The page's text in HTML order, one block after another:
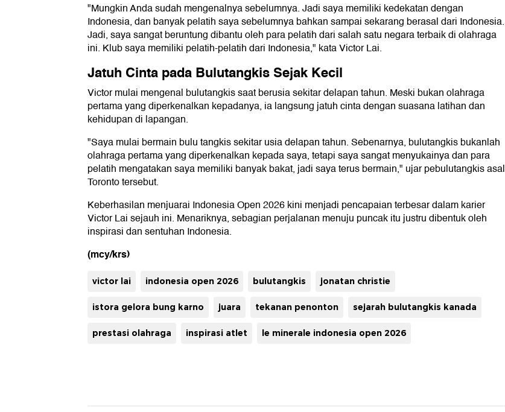
"Mungkin Anda sudah mengenalnya sebelumnya. Jadi saya memiliki kedekatan dengan
Indonesia, dan banyak pelatih saya sebelumnya bahkan sampai sekarang berasal dari Indonesia.
Jadi, saya sangat beruntung dibantu oleh para pelatih dari salah satu negara terbaik di olahraga
ini. Klub saya memiliki pelatih-pelatih dari Indonesia," kata Victor Lai.
Jatuh Cinta pada Bulutangkis Sejak Kecil
Victor mulai mengenal bulutangkis saat berusia sekitar delapan tahun. Meski bukan olahraga
pertama yang diperkenalkan kepadanya, ia langsung jatuh cinta dengan suasana latihan dan
kehidupan di lapangan.
"Saya mulai bermain bulu tangkis sekitar usia delapan tahun. Sebenarnya, bulutangkis bukanlah
olahraga pertama yang diperkenalkan kepada saya, tetapi saya sangat menyukainya dan para
pelatih mengatakan saya memiliki banyak bakat, jadi saya terus bermain," ujar pebulutangkis asal
Toronto tersebut.
Keberhasilan menjuarai Indonesia Open 2026 kini menjadi pencapaian terbesar dalam karier
Victor Lai sejauh ini. Menariknya, sebagian perjalanan menuju puncak itu justru dibentuk oleh
inspirasi dan sentuhan Indonesia.
(mcy/krs)
victor lai indonesia open 2026 bulutangkis jonatan christie
istora gelora bung karno juara tekanan penonton sejarah bulutangkis kanada
prestasi olahraga inspirasi atlet le minerale indonesia open 2026